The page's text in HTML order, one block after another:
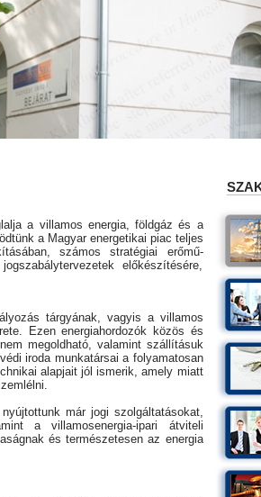
a villamos energia, földgáz és a
a Magyar energetikai piac teljes
számos stratégiai erőmű-
előkészítésére,
tárgyának, vagyis a villamos
Ezen energiahordozók közös és
megoldható, valamint szállításuk
iroda munkatársai a folyamatosan
alapjait jól ismerik, amely miatt
már jogi szolgáltatásokat,
a villamosenergia-ipari átviteli
és természetesen az energia